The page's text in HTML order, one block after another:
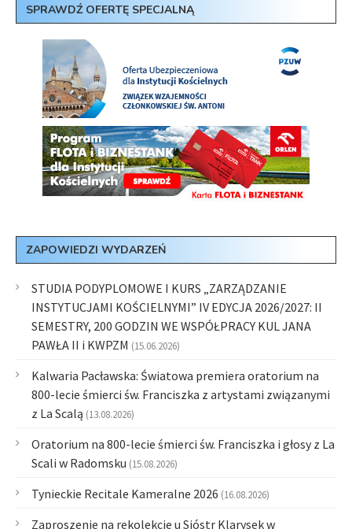
SPRAWDŹ OFERTĘ SPECJALNĄ
ZAPOWIEDZI WYDARZEŃ
STUDIA PODYPLOMOWE I KURS „ZARZĄDZANIE
INSTYTUCJAMI KOŚCIELNYMI” IV EDYCJA 2026/2027: II
SEMESTRY, 200 GODZIN WE WSPÓŁPRACY KUL JANA
PAWŁA II i KWPZM (15.06.2026)
Kalwaria Pacławska: Światowa premiera oratorium na
800-lecie śmierci św. Franciszka z artystami związanymi
z La Scalą (13.08.2026)
Oratorium na 800-lecie śmierci św. Franciszka i głosy z La
Scali w Radomsku (15.08.2026)
Tynieckie Recitale Kameralne 2026 (16.08.2026)
Zaproszenie na rekolekcje u Sióstr Klarysek w